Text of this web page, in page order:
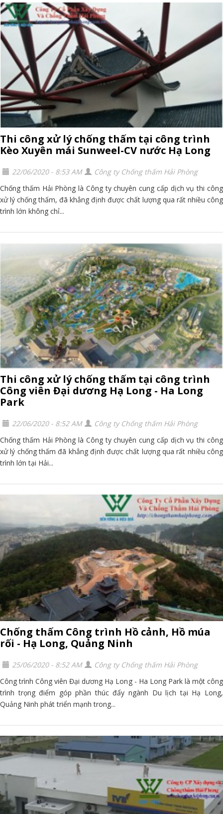
Thi công xử lý chống thấm tại công trình
Kèo Xuyên mái Sunweel-CV nước Hạ Long
22/06/2020 - 8:53 AM
Công ty Chống thấm Hải Phòng
Chống thấm Hải Phòng là Công ty chuyên cung cấp dịch vụ thi công
xử lý chống thấm, đã khẳng định được chất lượng qua rất nhiều công
trình lớn không chỉ...
Thi công xử lý chống thấm tại công trình
Công viên Đại dương Hạ Long - Ha Long
Park
22/06/2020 - 8:52 AM
Công ty Chống thấm Hải Phòng
Chống thấm Hải Phòng là Công ty chuyên cung cấp dịch vụ thi công
xử lý chống thấm đã khẳng định được chất lượng qua rất nhiều công
trình lớn tại Hải...
Chống thấm Công trình Hồ cảnh, Hồ múa
rối - Hạ Long, Quảng Ninh
25/06/2020 - 8:52 AM
Công ty Chống thấm Hải Phòng
Công trình Công viên Đại dương Hạ Long - Ha Long Park là một công
trình trọng điểm góp phần thúc đẩy ngành Du lịch tại Hạ Long,
Quảng Ninh phát triển mạnh trong...